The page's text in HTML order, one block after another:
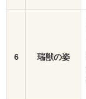
6 瑞獣の姿